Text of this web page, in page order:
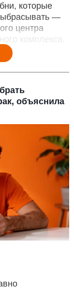
которые
—
центра
комплекса.
объяснила